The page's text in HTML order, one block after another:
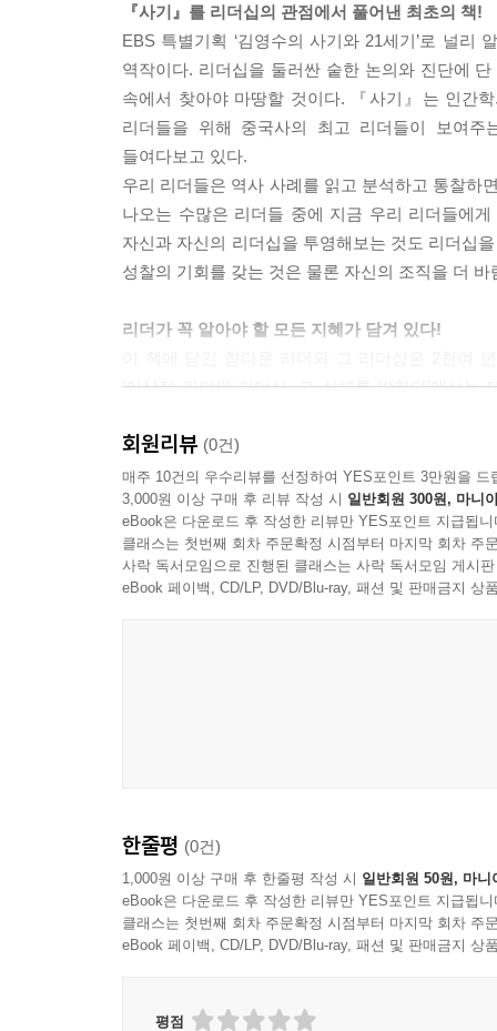
들어도 무방한 격언이다. ‘윗물이 될 것이냐 아랫
지 않을 바에야 아랫물더러 맑으라고 할 수 없는
어찌 백성들에게 맑으라고 큰소리 칠 수 있겠냐고
리더들이 흔히 빠지는 자기함정 중에서도 가장 쉽
러오고, 끝내는 자멸自滅로 이어지기 때문이다.
더십이 그래서 더 힘든 것이다.---p.171
진시황의 리더십에서 가장 주목할 대목은 조직을
인정하고 배워야 할 필요가 있다. 조직을 원활하
생길 경우 어느 쪽에 더 의존할 것인지 하는 문제가
---p.291
『사기』를 리더십의 관점에서 풀어낸 최초의 책!
EBS 특별기획 ‘김영수의 사기와 21세기’로 널
역작이다. 리더십을 둘러싼 숱한 논의와 진단에
속에서 찾아야 마땅할 것이다. 『사기』는 인간
리더들을 위해 중국사의 최고 리더들이 보여
들여다보고 있다.
우리 리더들은 역사 사례를 읽고 분석하고 통찰하
나오는 수많은 리더들 중에 지금 우리 리더들에
자신과 자신의 리더십을 투영해보는 것도 리더십
성찰의 기회를 갖는 것은 물론 자신의 조직을 더
리더가 꼭 알아야 할 모든 지혜가 담겨 있다!
‘이상적 리더와 리더십, 그 실체를 밝힌다’에서
있다. 게다가 이러한 뛰어난 리더들뿐만 아니라
알려주고 있다.
2부 ‘진시황 리더십, 그 실체를 집중 분석한다’
사람인지를 알기 위해 그의 어린 시절부터 친정
대해 살펴보고 있다. 또한 진시황이 죽은 후 진
마지막 3부 ‘『사기』의 명언에서 리더십을 배
회원리뷰 (0건)
매주 10건의 우수리뷰를 선정하여 YES포인트 3만원을 드
3,000원 이상 구매 후 리뷰 작성 시 일반회원 300원, 마니
eBook은 다운로드 후 작성한 리뷰만 YES포인트 지급됩니
클래스는 첫번째 회차 주문확정 시점부터 마지막 회차 주
사락 독서모임으로 진행된 클래스는 사락 독서모임 게시
eBook 페이백, CD/LP, DVD/Blu-ray, 패션 및 판매금지 상
한줄평 (0건)
1,000원 이상 구매 후 한줄평 작성 시 일반회원 50원, 마니
eBook은 다운로드 후 작성한 리뷰만 YES포인트 지급됩니
클래스는 첫번째 회차 주문확정 시점부터 마지막 회차 주
eBook 페이백, CD/LP, DVD/Blu-ray, 패션 및 판매금지 상
평점